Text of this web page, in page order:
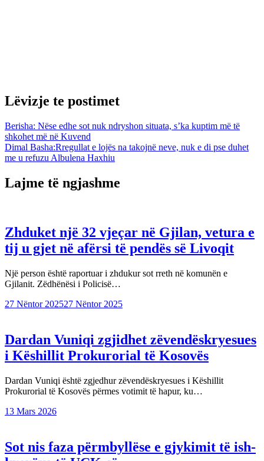
Lëvizje te postimet
Berisha: Nëse edhe sot nuk ndryshon situata, s’ka kuptim më të
shkohet më në Kuvend
Dimal Basha:Rregullat e lojës na takojnë neve, nuk e di pse duhet
me u refuzu Albulena Haxhiu
Lajme të ngjashme
Zhduket një 32 vjeçar në Gjilan, vetura e
tij u gjet në afërsi të pendës së Livoqit
Një person është raportuar i zhdukur sot rreth në komunën e
Gjilanit. Zëdhënësi i Policisë…
27 Nëntor 202527 Nëntor 2025
Dardan Vuniqi zgjidhet zëvendëskryesues
i Këshillit Prokurorial të Kosovës
Dardan Vuniqi është zgjedhur zëvendëskryesues i Këshillit
Prokurorial të Kosovës përmes votimit të hapur, ku…
13 Mars 2026
Sot nis faza përmbyllëse e gjykimit të ish-